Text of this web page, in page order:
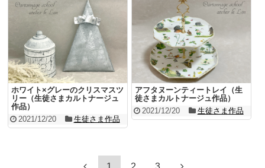
ホワイト×グレーのクリスマスツ
リー（生徒さまカルトナージュ
作品）
2021/12/20
生徒さま作品
アフタヌーンティートレイ（生
徒さまカルトナージュ作品）
2021/12/20
生徒さま作品